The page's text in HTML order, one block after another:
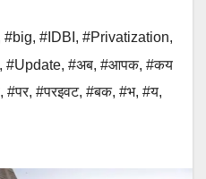
#big, #IDBI , #Privatization,
, #Update, #अब, #आपक, #कय
, #पर, #परइवट, #बक, #भ, #य,